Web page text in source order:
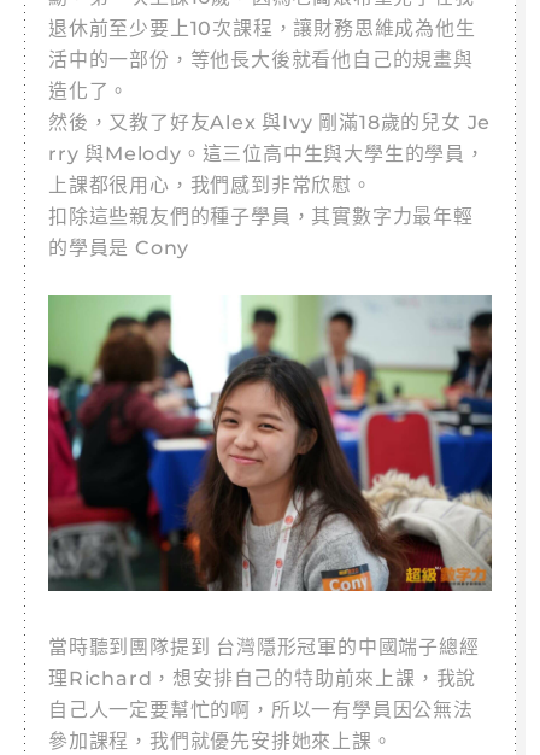
退休前至少要上10次課程，讓財務思維成為他生
活中的一部份，等他長大後就看他自己的規畫與
造化了。
然後，又教了好友Alex 與Ivy 剛滿18歲的兒女 Je
rry 與Melody。這三位高中生與大學生的學員，
上課都很用心，我們感到非常欣慰。
扣除這些親友們的種子學員，其實數字力最年輕
的學員是 Cony
當時聽到團隊提到 台灣隱形冠軍的中國端子總經
理Richard，想安排自己的特助前來上課，我說
自己人一定要幫忙的啊，所以一有學員因公無法
參加課程，我們就優先安排她來上課。